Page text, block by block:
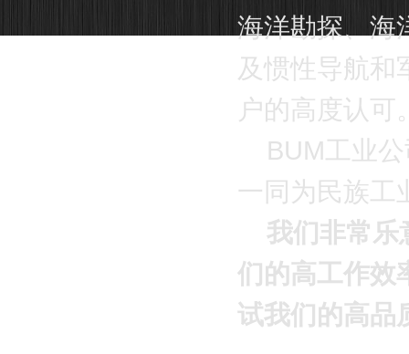
海洋勘探、海
及惯性导航和
户的高度认可
BUM工业公
一同为民族工
我们非常乐
们的高工作效
试我们的高品